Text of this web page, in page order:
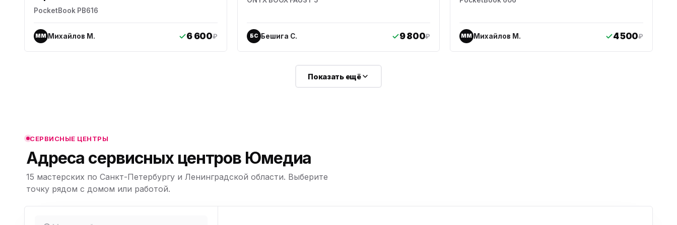
PocketBook PB616
ММ Михайлов М. 6 600₽ БС Бешига С. 9 800₽ ММ Михайлов М. 4 500₽
Показать ещё
СЕРВИСНЫЕ ЦЕНТРЫ
Адреса сервисных центров Юмедиа
15 мастерских по Санкт-Петербургу и Ленинградской области. Выберите
точку рядом с домом или работой.
ю